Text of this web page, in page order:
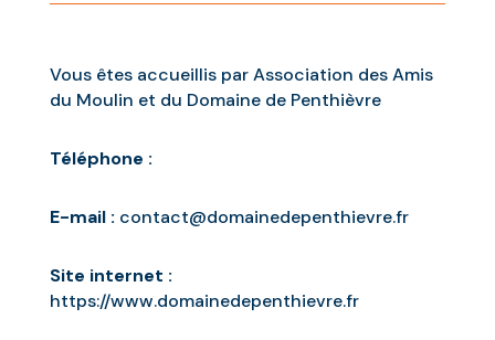
Vous êtes accueillis par Association des Amis
du Moulin et du Domaine de Penthièvre
Téléphone :
E-mail : contact@domainedepenthievre.fr
Site internet :
https://www.domainedepenthievre.fr